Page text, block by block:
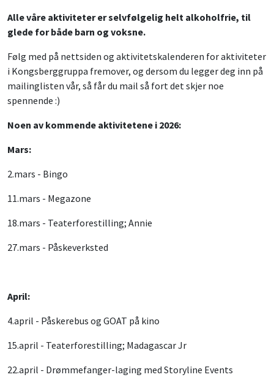
Alle våre aktiviteter er selvfølgelig helt alkoholfrie, til
glede for både barn og voksne.
Følg med på nettsiden og aktivitetskalenderen for aktiviteter
i Kongsberggruppa fremover, og dersom du legger deg inn på
mailinglisten vår, så får du mail så fort det skjer noe
spennende :)
Noen av kommende aktivitetene i 2026:
Mars:
2.mars - Bingo
11.mars - Megazone
18.mars - Teaterforestilling; Annie
27.mars - Påskeverksted
April:
4.april - Påskerebus og GOAT på kino
15.april - Teaterforestilling; Madagascar Jr
22.april - Drømmefanger-laging med Storyline Events